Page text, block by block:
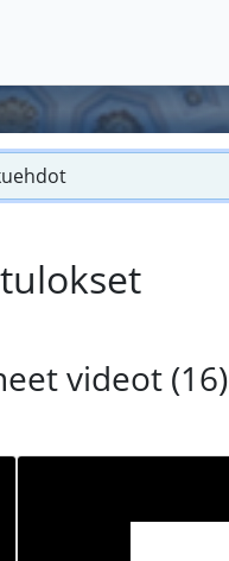
videot (16)